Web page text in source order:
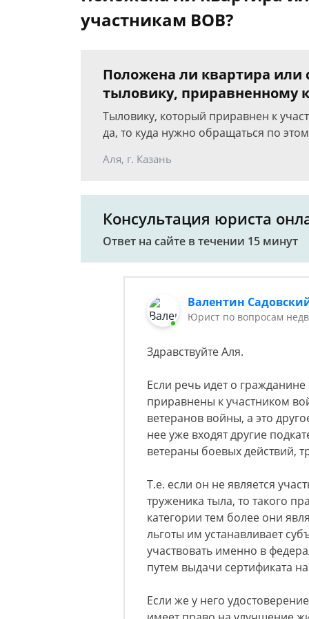
участникам ВОВ?
Положена ли квартира или
тыловику, приравненному
Тыловику, который приравнен к
да, то куда нужно обращаться по
Аля, г. Казань
Консультация юриста
Ответ на сайте в течении 15 минут
Валентин
Юрист по вопросам
Здравствуйте Аля.
Если речь идет о
приравнены к участником
ветеранов войны, а это
нее уже входят другие
ветераны боевых действий,
Т.е. если он не является
труженика тыла, то такого
категории тем более они
льготы им устанавливает
участвовать именно в
путем выдачи сертификата
Если же у него